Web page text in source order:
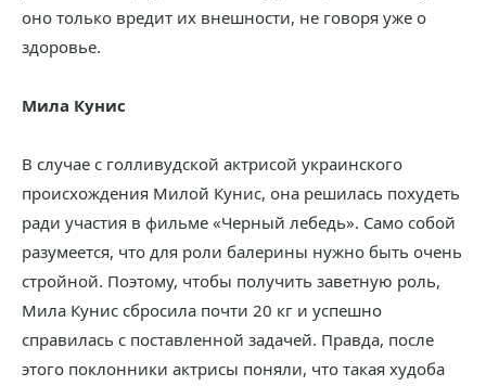
оно только вредит их внешности, не говоря уже о
здоровье.
Мила Кунис
В случае с голливудской актрисой украинского
происхождения Милой Кунис, она решилась похудеть
ради участия в фильме «Черный лебедь». Само собой
разумеется, что для роли балерины нужно быть очень
стройной. Поэтому, чтобы получить заветную роль,
Мила Кунис сбросила почти 20 кг и успешно
справилась с поставленной задачей. Правда, после
этого поклонники актрисы поняли, что такая худоба